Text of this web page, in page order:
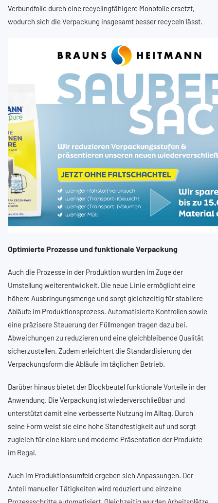
Verbundfolie durch eine recyclingfähigere Monofolie ersetzt,
wodurch sich die Verpackung insgesamt besser recyceln lässt.
Optimierte Prozesse und funktionale Verpackung
Auch die Prozesse in der Produktion wurden im Zuge der
Umstellung weiterentwickelt. Die neue Linie ermöglicht eine
höhere Ausbringungsmenge und sorgt gleichzeitig für stabilere
Abläufe im Produktionsprozess. Automatisierte Kontrollen sowie
eine präzisere Steuerung der Füllmengen tragen dazu bei,
Abweichungen zu reduzieren und eine gleichbleibende Qualität
sicherzustellen. Zudem erleichtert die Standardisierung der
Verpackungsform die Abläufe im täglichen Betrieb.
Darüber hinaus bietet der Blockbeutel funktionale Vorteile in der
Anwendung. Die Verpackung ist wiederverschließbar und
unterstützt damit eine verbesserte Nutzung im Alltag. Durch
seine Form weist sie eine hohe Standfestigkeit auf und sorgt
zugleich für eine klare und moderne Präsentation der Produkte
im Regal.
Auch im Produktionsumfeld ergeben sich Anpassungen. Der
Anteil manueller Tätigkeiten wird reduziert und einzelne